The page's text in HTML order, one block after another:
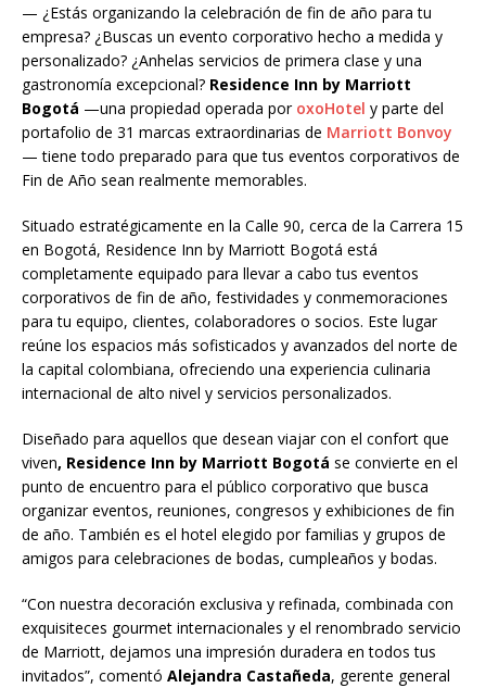
— ¿Estás organizando la celebración de fin de año para tu
empresa? ¿Buscas un evento corporativo hecho a medida y
personalizado? ¿Anhelas servicios de primera clase y una
gastronomía excepcional? Residence Inn by Marriott
Bogotá —una propiedad operada por oxoHotel y parte del
portafolio de 31 marcas extraordinarias de Marriott Bonvoy
— tiene todo preparado para que tus eventos corporativos de
Fin de Año sean realmente memorables.
Situado estratégicamente en la Calle 90, cerca de la Carrera 15
en Bogotá, Residence Inn by Marriott Bogotá está
completamente equipado para llevar a cabo tus eventos
corporativos de fin de año, festividades y conmemoraciones
para tu equipo, clientes, colaboradores o socios. Este lugar
reúne los espacios más sofisticados y avanzados del norte de
la capital colombiana, ofreciendo una experiencia culinaria
internacional de alto nivel y servicios personalizados.
Diseñado para aquellos que desean viajar con el confort que
viven, Residence Inn by Marriott Bogotá se convierte en el
punto de encuentro para el público corporativo que busca
organizar eventos, reuniones, congresos y exhibiciones de fin
de año. También es el hotel elegido por familias y grupos de
amigos para celebraciones de bodas, cumpleaños y bodas.
“Con nuestra decoración exclusiva y refinada, combinada con
exquisiteces gourmet internacionales y el renombrado servicio
de Marriott, dejamos una impresión duradera en todos tus
invitados”, comentó Alejandra Castañeda, gerente general